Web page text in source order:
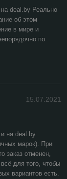
deal.by Реально
об этом
в мире и
по
15.07.2021
на deal.by
марок). При
заказ отменен,
для того, чтобы
вариантов есть.